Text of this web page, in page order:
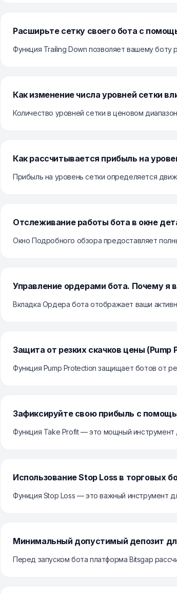
Расширьте сетку своего бота с
Функция Trailing Down позволяет вашему боту
Как изменение числа уровней сетки
Количество уровней сетки в ценовом
Как рассчитывается прибыль на
Прибыль на уровень сетки определяется
Отслеживание работы бота в окне
Окно Подробного обзора предоставляет
Управление ордерами бота. Почему я
Вкладка Ордера бота отображает ваши
Защита от резких скачков цены (Pump
Функция Pump Protection защищает ботов от
Зафиксируйте свою прибыль с
Функция Take Profit — это мощный инструмент
Использование Stop Loss в торговых
Функция Stop Loss — это важный инструмент
Минимальный допустимый депозит
Перед запуском бота платформа Bitsgap